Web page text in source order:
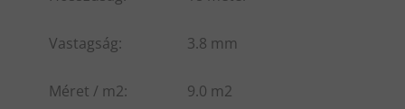
Vastagság: 3.8 mm
Méret / m2: 9.0 m2